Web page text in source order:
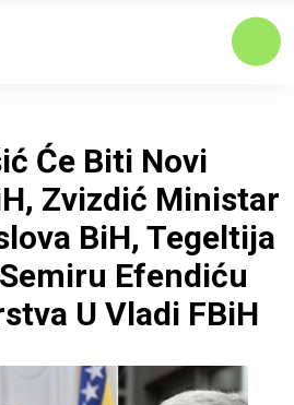
Će Biti Novi
Zvizdić Ministar
BiH, Tegeltija
Efendiću
U Vladi FBiH